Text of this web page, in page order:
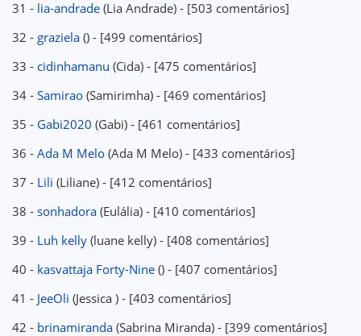
31 - lia-andrade (Lia Andrade) - [503 comentários]
32 - graziela () - [499 comentários]
33 - cidinhamanu (Cida) - [475 comentários]
34 - Samirao (Samirimha) - [469 comentários]
35 - Gabi2020 (Gabi) - [461 comentários]
36 - Ada M Melo (Ada M Melo) - [433 comentários]
37 - Lili (Liliane) - [412 comentários]
38 - sonhadora (Eulália) - [410 comentários]
39 - Luh kelly (luane kelly) - [408 comentários]
40 - kasvattaja Forty-Nine () - [407 comentários]
41 - JeeOli (Jessica ) - [403 comentários]
42 - brinamiranda (Sabrina Miranda) - [399 comentários]